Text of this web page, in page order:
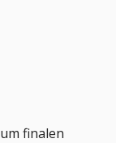
finalen